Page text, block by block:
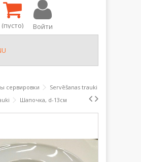
(пусто) Войти
сервировки
Servēšanas trauki
Шапочка, d-13см